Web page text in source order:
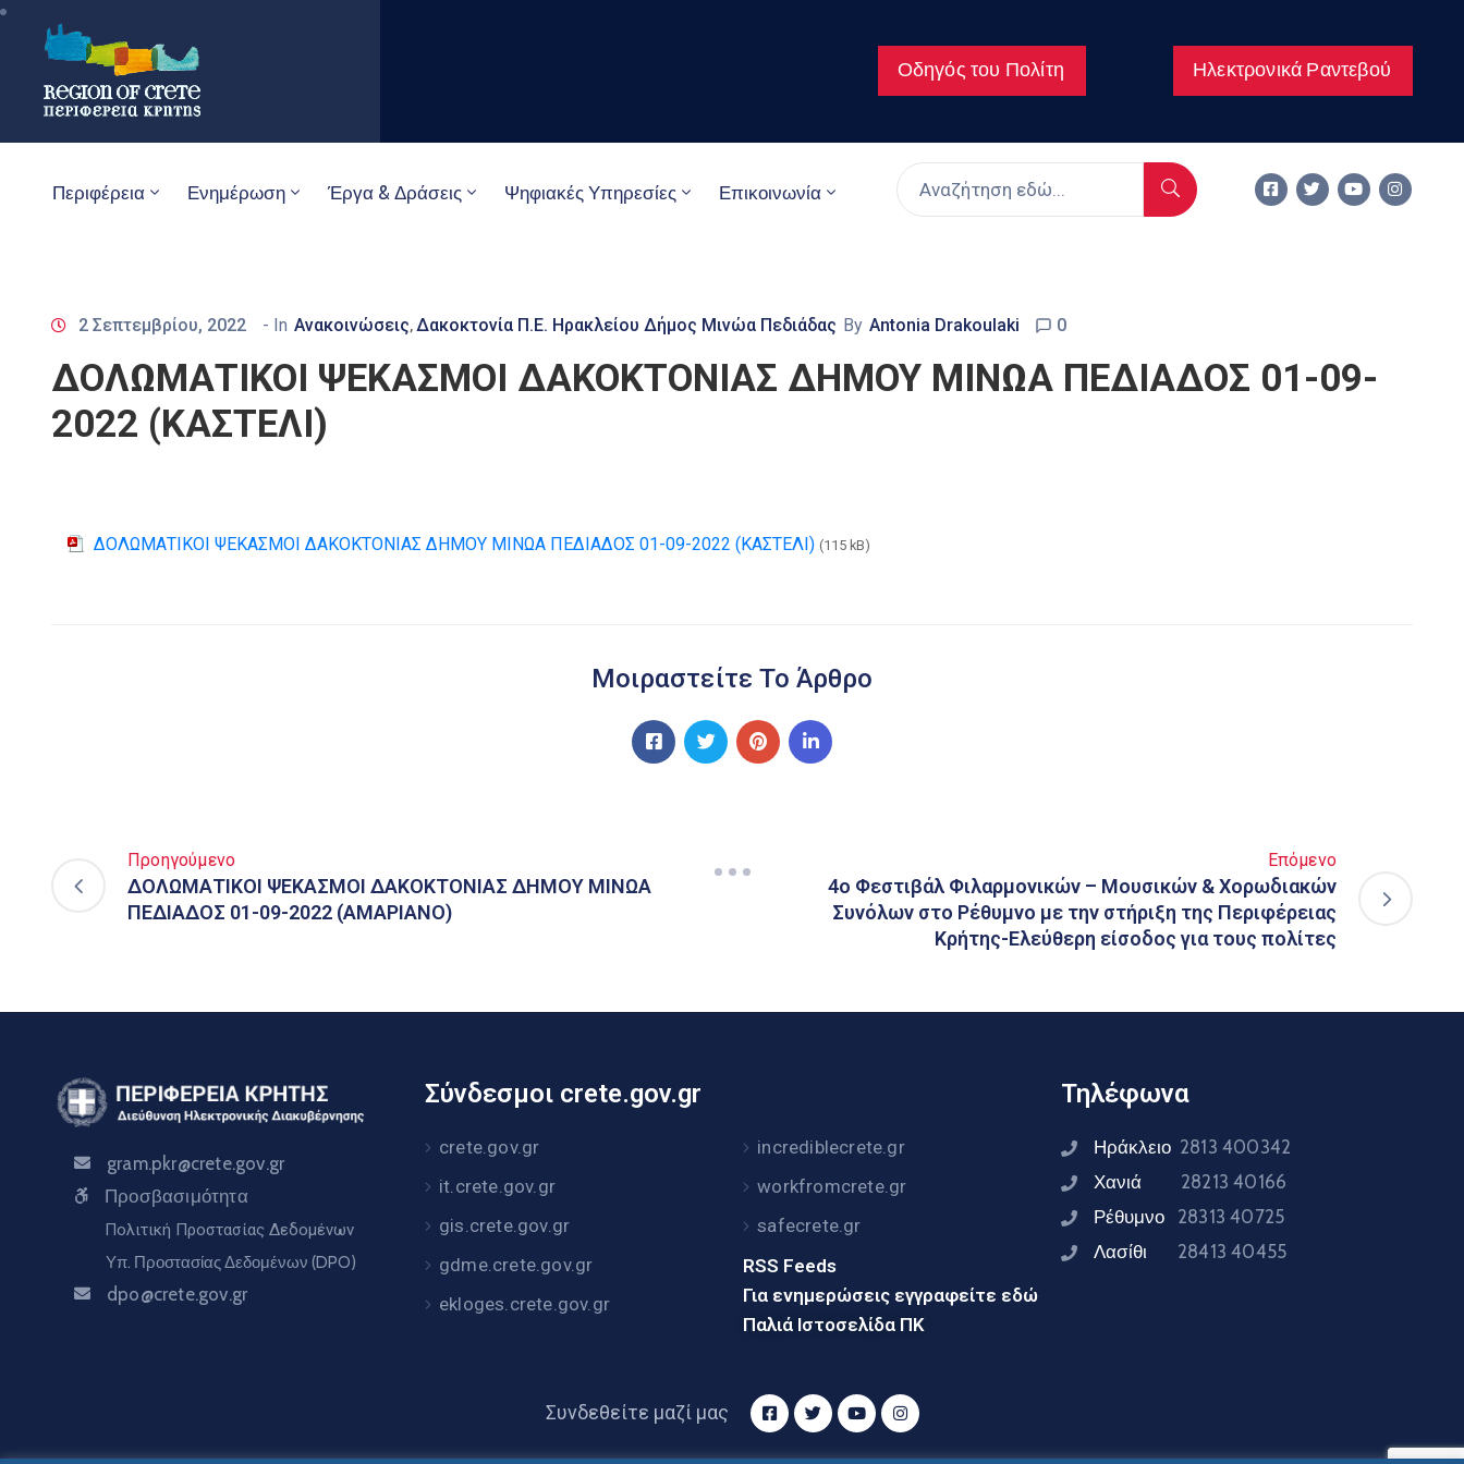
Οδηγός του Πολίτη Ηλεκτρονικά Ραντεβού
Περιφέρεια Ενημέρωση Έργα & Δράσεις Ψηφιακές Υπηρεσίες Επικοινωνία
2 Σεπτεμβρίου, 2022 - In Ανακοινώσεις‚ Δακοκτονία Π.Ε. Ηρακλείου Δήμος Μινώα Πεδιάδας By Antonia Drakoulaki 0
ΔΟΛΩΜΑΤΙΚΟΙ ΨΕΚΑΣΜΟΙ ΔΑΚΟΚΤΟΝΙΑΣ ΔΗΜΟΥ ΜΙΝΩΑ ΠΕΔΙΑΔΟΣ 01-09-
2022 (ΚΑΣΤΕΛΙ)
ΔΟΛΩΜΑΤΙΚΟΙ ΨΕΚΑΣΜΟΙ ΔΑΚΟΚΤΟΝΙΑΣ ΔΗΜΟΥ ΜΙΝΩΑ ΠΕΔΙΑΔΟΣ 01-09-2022 (ΚΑΣΤΕΛΙ) (115 kB)
Μοιραστείτε Το Άρθρο
Προηγούμενο
ΔΟΛΩΜΑΤΙΚΟΙ ΨΕΚΑΣΜΟΙ ΔΑΚΟΚΤΟΝΙΑΣ ΔΗΜΟΥ ΜΙΝΩΑ
ΠΕΔΙΑΔΟΣ 01-09-2022 (ΑΜΑΡΙΑΝΟ)
Επόμενο
4ο Φεστιβάλ Φιλαρμονικών – Μουσικών & Χορωδιακών
Συνόλων στο Ρέθυμνο με την στήριξη της Περιφέρειας
Κρήτης-Ελεύθερη είσοδος για τους πολίτες
gram.pkr@crete.gov.gr
Προσβασιμότητα
Πολιτική Προστασίας Δεδομένων
Υπ. Προστασίας Δεδομένων (DPO)
dpo@crete.gov.gr
Σύνδεσμοι crete.gov.gr
crete.gov.gr
it.crete.gov.gr
gis.crete.gov.gr
gdme.crete.gov.gr
ekloges.crete.gov.gr
incrediblecrete.gr
workfromcrete.gr
safecrete.gr
RSS Feeds
Για ενημερώσεις εγγραφείτε εδώ
Παλιά Ιστοσελίδα ΠΚ
Τηλέφωνα
Ηράκλειο 2813 400342
Χανιά 28213 40166
Ρέθυμνο 28313 40725
Λασίθι 28413 40455
Συνδεθείτε μαζί μας